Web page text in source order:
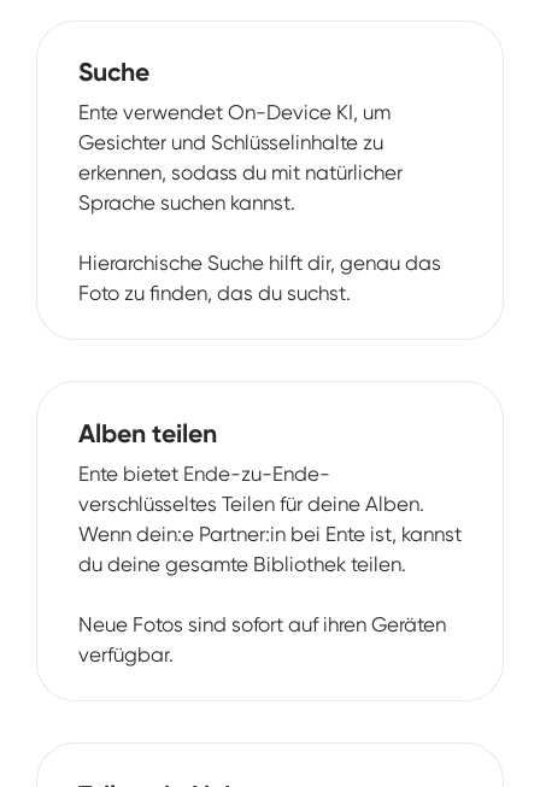
Suche
Ente verwendet On-Device KI, um
Gesichter und Schlüsselinhalte zu
erkennen, sodass du mit natürlicher
Sprache suchen kannst.
Hierarchische Suche hilft dir, genau das
Foto zu finden, das du suchst.
Alben teilen
Ente bietet Ende-zu-Ende-
verschlüsseltes Teilen für deine Alben.
Wenn dein:e Partner:in bei Ente ist, kannst
du deine gesamte Bibliothek teilen.
Neue Fotos sind sofort auf ihren Geräten
verfügbar.